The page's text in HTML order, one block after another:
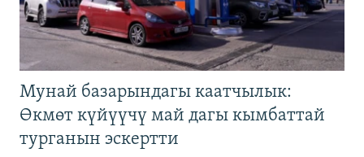
Мунай базарындагы каатчылык:
Өкмөт күйүүчү май дагы кымбаттай
турганын эскертти